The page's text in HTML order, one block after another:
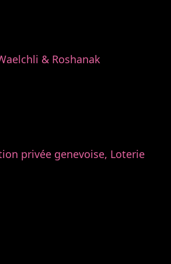
& Roshanak
privée genevoise, Loterie